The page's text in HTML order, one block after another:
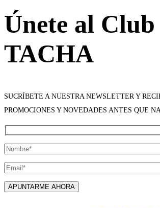
Únete al Club
TACHA
SUCRÍBETE A NUESTRA NEWSLETTER Y
PROMOCIONES Y NOVEDADES ANTES QUE